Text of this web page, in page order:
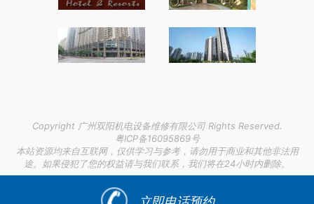
Copyright 广州双阳机电设备维修有限公司 Rights Reserved.
粤ICP备16095869号
本站资源均来自互联网，仅供学习与参考，请勿用于商业和其他非法用
途。如果侵犯了您的权益请与我们联系，我们将在24小时内删除。